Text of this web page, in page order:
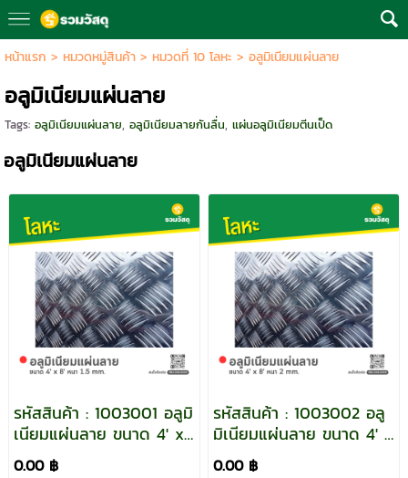
หน้าแรก > หมวดหมู่สินค้า> หมวดที่ 10 โลหะ > อลูมิเนียมแผ่นลาย
อลูมิเนียมแผ่นลาย
Tags: อลูมิเนียมแผ่นลาย, อลูมิเนียมลายกันลื่น, แผ่นอลูมิเนียมตีนเป็ด
อลูมิเนียมแผ่นลาย
รหัสสินค้า : 1003001 อลูมิ
เนียมแผ่นลาย ขนาด 4' x
8' หนา 1.5 mm.
0.00 ฿
รหัสสินค้า : 1003002 อลู
มิเนียมแผ่นลาย ขนาด 4' x
8' หนา 2 mm.
0.00 ฿